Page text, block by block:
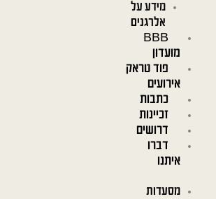
מידע על
אלרגנים
BBB
מועדון
פוד טראק
אירועים
כתבות
זכיינות
דרושים
דברו
איתנו
מסעדות